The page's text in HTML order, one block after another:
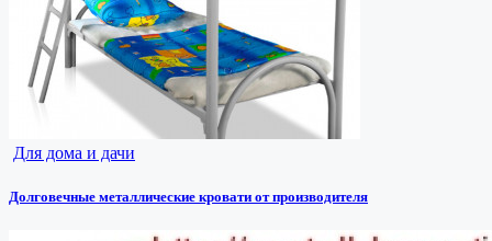
Для дома и дачи
Долговечные металлические кровати от производителя